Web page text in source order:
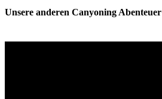
Unsere anderen Canyoning Abenteuer